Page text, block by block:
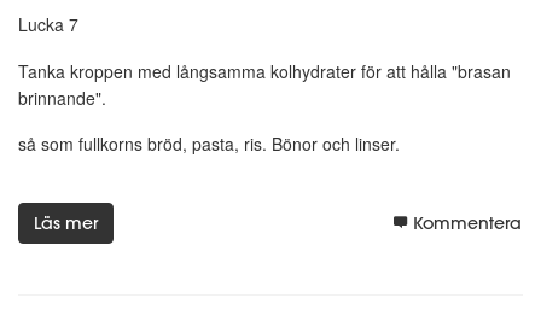
Lucka 7
Tanka kroppen med långsamma kolhydrater för att hålla "brasan
brinnande".
så som fullkorns bröd, pasta, ris. Bönor och linser.
Läs mer Kommentera